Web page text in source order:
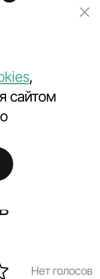
Нет голосов
,
сайтом